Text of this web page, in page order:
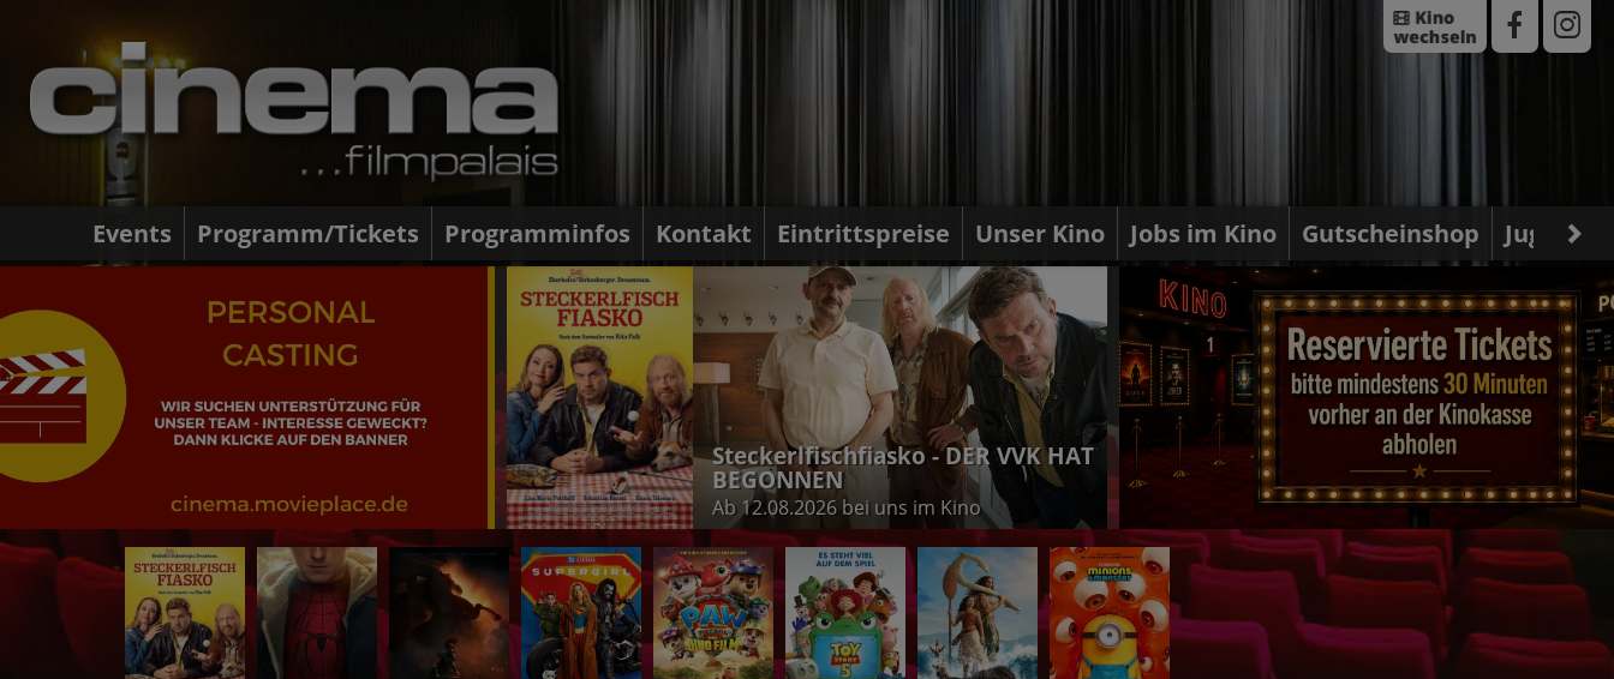
Events Programm/Tickets Programminfos Kontakt Eintrittspreise Unser Kino Jobs im Kino Gutscheinshop
Steckerlfischfiasko - DER VVK HAT
Ab 12.08.2026 bei uns im Kino